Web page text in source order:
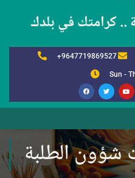
.. كرامتك في بلدك
+9647719869527
Sun -
شؤون الطلبة